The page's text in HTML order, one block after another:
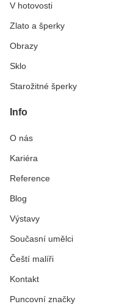
V hotovosti
Zlato a šperky
Obrazy
Sklo
Starožitné šperky
Info
O nás
Kariéra
Reference
Blog
Výstavy
Současní umělci
Čeští malíři
Kontakt
Puncovní značky